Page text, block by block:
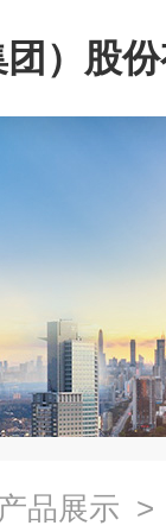
）股
产品展示 >